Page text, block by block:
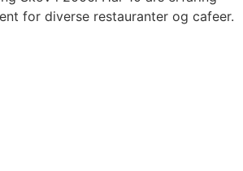
for diverse restauranter og cafeer.